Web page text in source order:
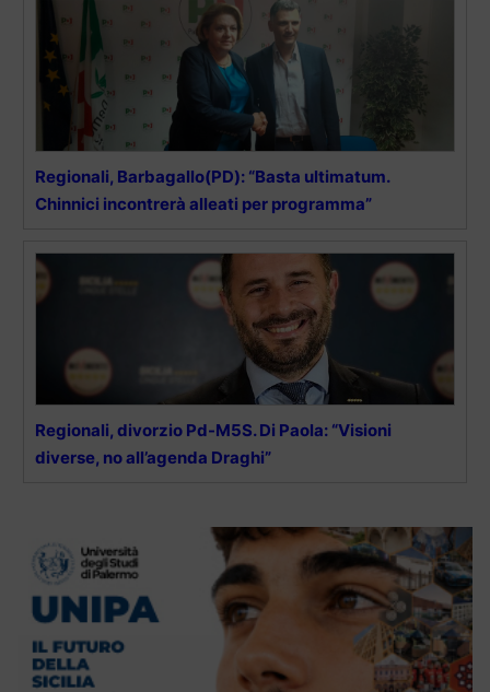
Regionali, Barbagallo(PD): “Basta ultimatum.
Chinnici incontrerà alleati per programma”
Regionali, divorzio Pd-M5S. Di Paola: “Visioni
diverse, no all’agenda Draghi”